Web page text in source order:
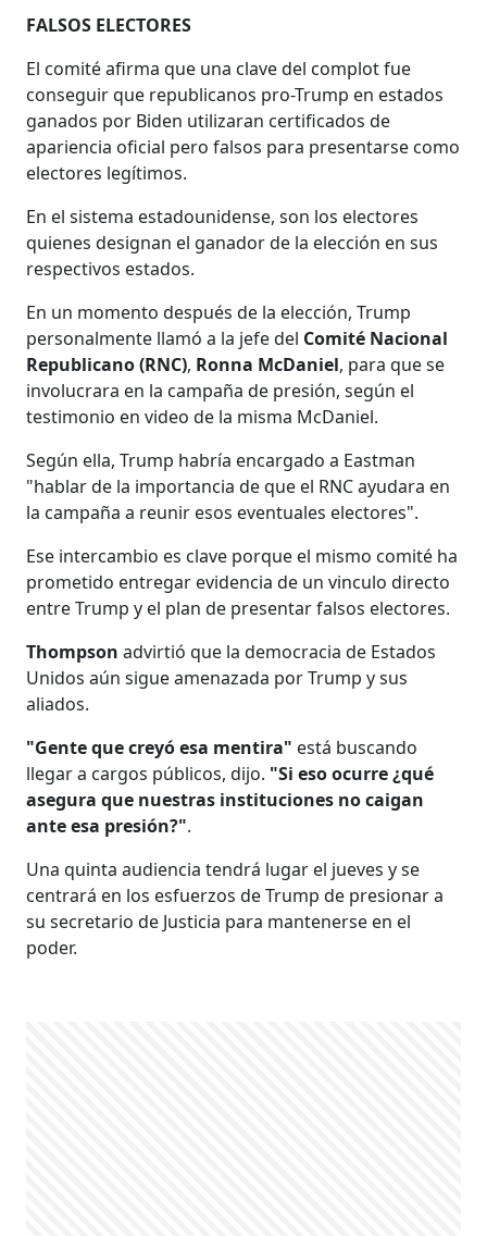
FALSOS ELECTORES
El comité afirma que una clave del complot fue
conseguir que republicanos pro-Trump en estados
ganados por Biden utilizaran certificados de
apariencia oficial pero falsos para presentarse como
electores legítimos.
En el sistema estadounidense, son los electores
quienes designan el ganador de la elección en sus
respectivos estados.
En un momento después de la elección, Trump
personalmente llamó a la jefe del Comité Nacional
Republicano (RNC), Ronna McDaniel, para que se
involucrara en la campaña de presión, según el
testimonio en video de la misma McDaniel.
Según ella, Trump habría encargado a Eastman
"hablar de la importancia de que el RNC ayudara en
la campaña a reunir esos eventuales electores".
Ese intercambio es clave porque el mismo comité ha
prometido entregar evidencia de un vinculo directo
entre Trump y el plan de presentar falsos electores.
Thompson advirtió que la democracia de Estados
Unidos aún sigue amenazada por Trump y sus
aliados.
"Gente que creyó esa mentira" está buscando
llegar a cargos públicos, dijo. "Si eso ocurre ¿qué
asegura que nuestras instituciones no caigan
ante esa presión?".
Una quinta audiencia tendrá lugar el jueves y se
centrará en los esfuerzos de Trump de presionar a
su secretario de Justicia para mantenerse en el
poder.